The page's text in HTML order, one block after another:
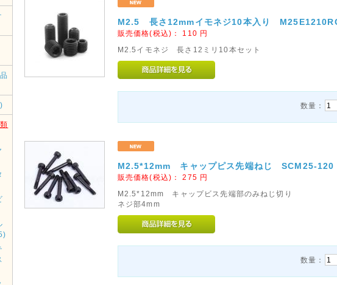
M2.5 長さ12mmイモネジ10本入り
販売価格(税込)： 110 円
M2.5イモネジ 長さ12ミリ10本セット
数量：
M2.5*12mm キャップピス先端ねじ SCM25-120
販売価格(税込)：275 円
M2.5*12mm キャップビス先端部のみねじ切り
ネジ部4mm
数量：